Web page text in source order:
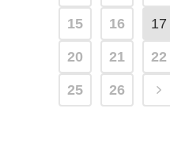
15 16 17
20 21 22
25 26